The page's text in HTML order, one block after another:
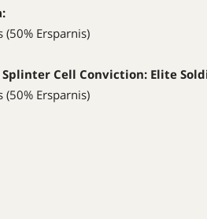
(50% Ersparnis)
Splinter Cell Conviction: Elite
(50% Ersparnis)